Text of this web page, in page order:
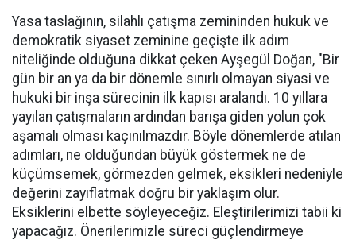
Yasa taslağının, silahlı çatışma zemininden hukuk ve
demokratik siyaset zeminine geçişte ilk adım
niteliğinde olduğuna dikkat çeken Ayşegül Doğan, "Bir
gün bir an ya da bir dönemle sınırlı olmayan siyasi ve
hukuki bir inşa sürecinin ilk kapısı aralandı. 10 yıllara
yayılan çatışmaların ardından barışa giden yolun çok
aşamalı olması kaçınılmazdır. Böyle dönemlerde atılan
adımları, ne olduğundan büyük göstermek ne de
küçümsemek, görmezden gelmek, eksikleri nedeniyle
değerini zayıflatmak doğru bir yaklaşım olur.
Eksiklerini elbette söyleyeceğiz. Eleştirilerimizi tabii ki
yapacağız. Önerilerimizle süreci güçlendirmeye